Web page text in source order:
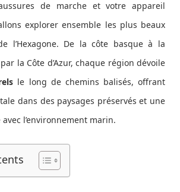
de marche et votre appareil
explorer ensemble les plus beaux
l’Hexagone. De la côte basque à la
la Côte d’Azur, chaque région dévoile
le long de chemins balisés, offrant
dans des paysages préservés et une
l’environnement marin.